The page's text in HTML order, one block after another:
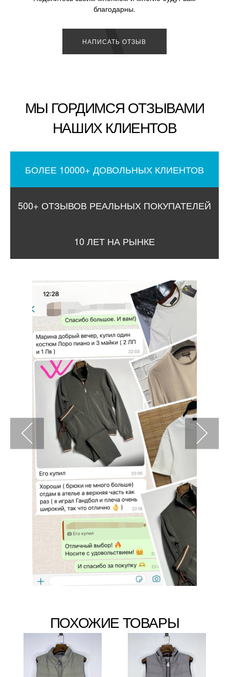
благодарны.
НАПИСАТЬ ОТЗЫВ
МЫ ГОРДИМСЯ ОТЗЫВАМИ
НАШИХ КЛИЕНТОВ
БОЛЕЕ 10000+ ДОВОЛЬНЫХ КЛИЕНТОВ
500+ ОТЗЫВОВ РЕАЛЬНЫХ ПОКУПАТЕЛЕЙ
10 ЛЕТ НА РЫНКЕ
ПОХОЖИЕ ТОВАРЫ